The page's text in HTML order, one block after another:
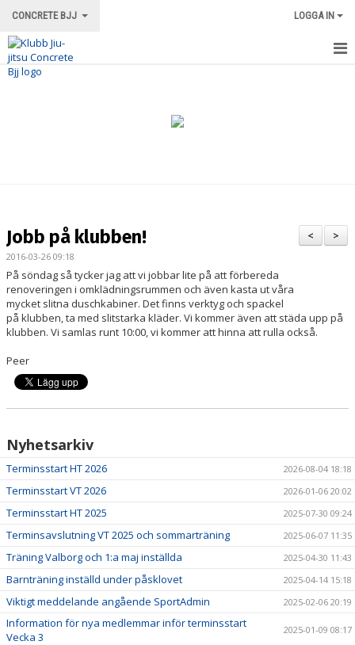
CONCRETE BJJ LOGGA IN
HEM
TRÄNINGSSCHEMA
VÅRA INSTRUKTÖRER
LOKALEN
KONTAKT
>
<
Jobb på klubben!
2016-03-26 09:18
På söndag så tycker jag att vi jobbar lite på att förbereda
renoveringen i omklädningsrummen och även kasta ut våra
mycket slitna duschkabiner. Det finns verktyg och spackel
på klubben, ta med slitstarka kläder. Vi kommer även att städa upp på
klubben. Vi samlas runt 10:00, vi kommer att hinna att rulla också.
Peer
Nyhetsarkiv
Terminsstart HT 2026 2026-08-04 18:18
Terminsstart VT 2026 2026-01-06 20:02
Terminsstart HT 2025 2025-07-30 09:24
Terminsavslutning VT 2025 och sommarträning 2025-06-07 11:35
Träning Valborg och 1:a maj inställda 2025-04-30 11:43
Barnträning inställd under påsklovet 2025-04-14 15:18
Viktigt meddelande angående SportAdmin 2025-02-06 20:19
Information för nya medlemmar inför terminsstart
Vecka 3
2025-01-09 08:17